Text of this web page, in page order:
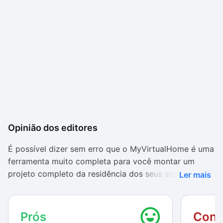
Opinião dos editores
É possível dizer sem erro que o MyVirtualHome é uma
ferramenta muito completa para você montar um
projeto completo da residência dos seus sonhos. O
com outros aplicativos da categoria, trazendo certa
familiaridade para quem já usou um programa
Ler mais
Prós